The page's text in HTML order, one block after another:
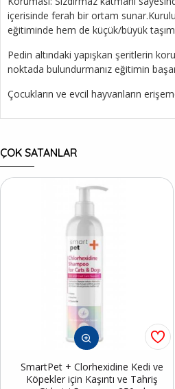
içerisinde ferah bir ortam
eğitiminde hem de küçük/büyük
Pedin altındaki yapışkan şeritlerin
noktada bulundurmanız eğitimin
Çocukların ve evcil hayvanların
ÇOK SATANLAR
SmartPet + Clorhexidine Kedi ve
Köpekler için Kaşıntı ve Tahriş